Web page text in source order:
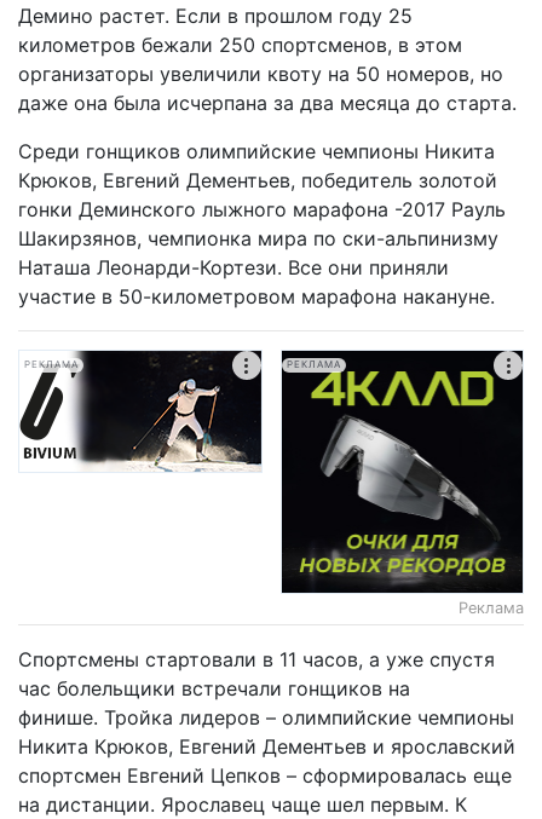
Демино растет. Если в прошлом году 25
километров бежали 250 спортсменов, в этом
организаторы увеличили квоту на 50 номеров, но
даже она была исчерпана за два месяца до старта.
Среди гонщиков олимпийские чемпионы Никита
Крюков, Евгений Дементьев, победитель золотой
гонки Деминского лыжного марафона -2017 Рауль
Шакирзянов, чемпионка мира по ски-альпинизму
Наташа Леонарди-Кортези. Все они приняли
участие в 50-километровом марафона накануне.
РЕКЛАМА РЕКЛАМА
Реклама
Спортсмены стартовали в 11 часов, а уже спустя
час болельщики встречали гонщиков на
финише. Тройка лидеров – олимпийские чемпионы
Никита Крюков, Евгений Дементьев и ярославский
спортсмен Евгений Цепков – сформировалась еще
на дистанции. Ярославец чаще шел первым. К